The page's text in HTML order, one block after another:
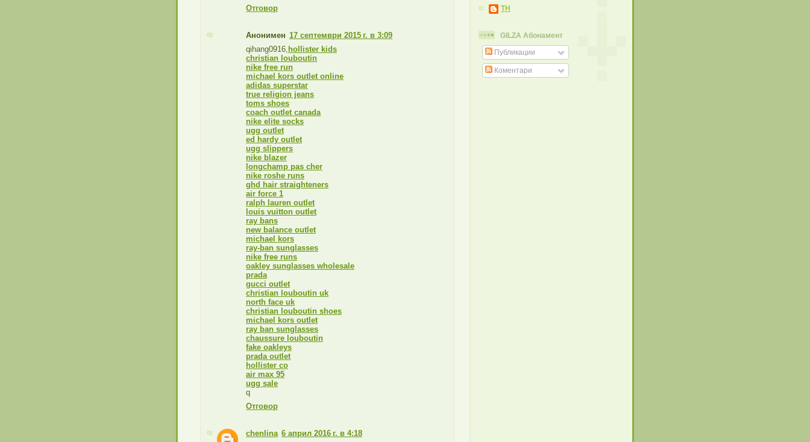
Отговор
Анонимен 17 септември 2015 г. в 3:09
qihang0916, hollister kids
christian louboutin
nike free run
michael kors outlet online
adidas superstar
true religion jeans
toms shoes
coach outlet canada
nike elite socks
ugg outlet
ed hardy outlet
ugg slippers
nike blazer
longchamp pas cher
nike roshe runs
ghd hair straighteners
air force 1
ralph lauren outlet
louis vuitton outlet
ray bans
new balance outlet
michael kors
ray-ban sunglasses
nike free runs
oakley sunglasses wholesale
prada
gucci outlet
christian louboutin uk
north face uk
christian louboutin shoes
michael kors outlet
ray ban sunglasses
chaussure louboutin
fake oakleys
prada outlet
hollister co
air max 95
ugg sale
q
Отговор
chenlina 6 април 2016 г. в 4:18
TH
GILZA Абонамент
Публикации
Коментари